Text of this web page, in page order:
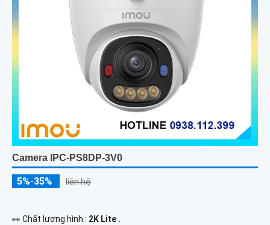
Camera IPC-PS8DP-3V0
5%-35% liên hệ
️👀 Chất lượng hình : 2K Lite .